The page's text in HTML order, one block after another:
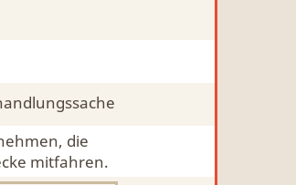
die
mitfahren.